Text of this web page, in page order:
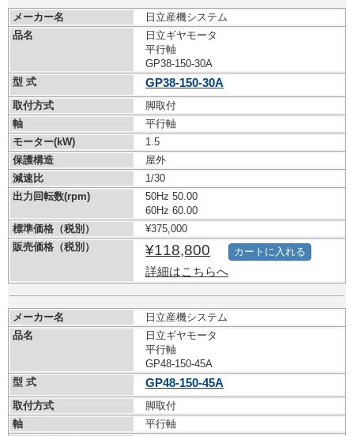
メーカー名
日立産機システム
品名
日立ギヤモータ
平行軸
GP38-150-30A
型 式
GP38-150-30A
取付方式
脚取付
軸
平行軸
モーター(kW)
1.5
保護構造
屋外
減速比
1/30
出力回転数(rpm)
50Hz 50.00
60Hz 60.00
標準価格（税別）
¥375,000
販売価格（税別）
¥118,800
詳細はこちらへ
カートに入れる
メーカー名
日立産機システム
品名
日立ギヤモータ
平行軸
GP48-150-45A
型 式
GP48-150-45A
取付方式
脚取付
軸
平行軸